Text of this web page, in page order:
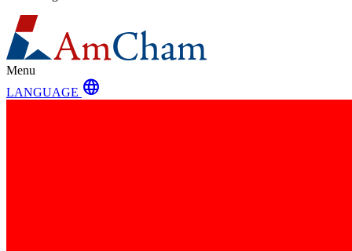
Menu
LANGUAGE language